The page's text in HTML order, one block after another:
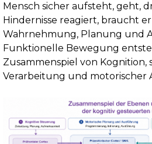
Mensch sicher aufsteht, geht,
Hindernisse reagiert, braucht
Wahrnehmung, Planung und
Funktionelle Bewegung
Zusammenspiel von Kognition,
Verarbeitung und motorischer